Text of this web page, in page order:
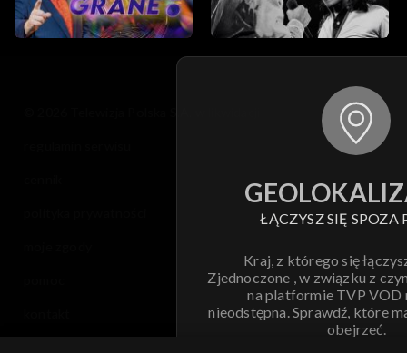
ŁĄCZYSZ SIĘ SPOZA
Kraj, z którego się
Zjednoczone , w związku z
na platformie TVP VOD
nieodstępna. Sprawdź, które
obejrzeć.